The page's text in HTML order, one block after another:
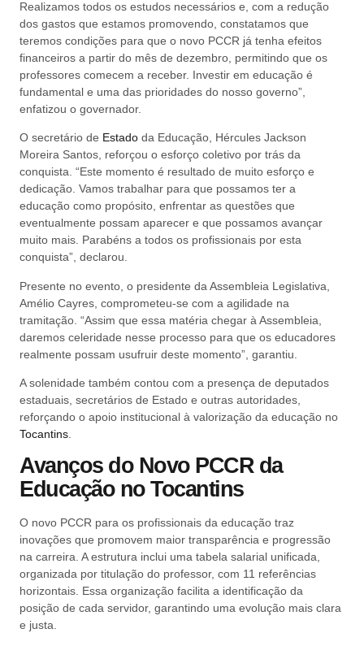
Realizamos todos os estudos necessários e, com a redução
dos gastos que estamos promovendo, constatamos que
teremos condições para que o novo PCCR já tenha efeitos
financeiros a partir do mês de dezembro, permitindo que os
professores comecem a receber. Investir em educação é
fundamental e uma das prioridades do nosso governo”,
enfatizou o governador.
O secretário de Estado da Educação, Hércules Jackson
Moreira Santos, reforçou o esforço coletivo por trás da
conquista. “Este momento é resultado de muito esforço e
dedicação. Vamos trabalhar para que possamos ter a
educação como propósito, enfrentar as questões que
eventualmente possam aparecer e que possamos avançar
muito mais. Parabéns a todos os profissionais por esta
conquista”, declarou.
Presente no evento, o presidente da Assembleia Legislativa,
Amélio Cayres, comprometeu-se com a agilidade na
tramitação. “Assim que essa matéria chegar à Assembleia,
daremos celeridade nesse processo para que os educadores
realmente possam usufruir deste momento”, garantiu.
A solenidade também contou com a presença de deputados
estaduais, secretários de Estado e outras autoridades,
reforçando o apoio institucional à valorização da educação no
Tocantins
Avanços do Novo PCCR da
Educação no Tocantins
O novo PCCR para os profissionais da educação traz
inovações que promovem maior transparência e progressão
na carreira. A estrutura inclui uma tabela salarial unificada,
organizada por titulação do professor, com 11 referências
horizontais. Essa organização facilita a identificação da
posição de cada servidor, garantindo uma evolução mais clara
e justa.